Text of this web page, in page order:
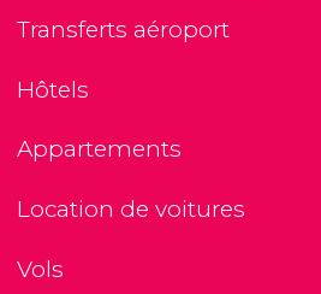
Transferts aéroport
Hôtels
Appartements
Location de voitures
Vols